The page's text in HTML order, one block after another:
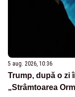
5 aug. 2026, 10:36
Trump, după o zi
„Strâmtoarea